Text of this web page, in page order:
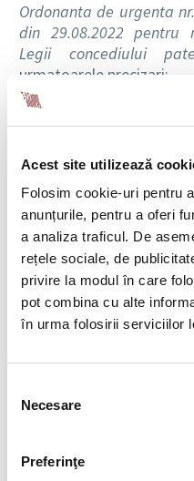
Acest site utilizează
Folosim cookie-uri pentru
anunțurile, pentru a oferi
a analiza traficul. De
rețele sociale, de
privire la modul în care
pot combina cu alte
în urma folosirii serviciilor
consimțământului
Necesare
Preferinţe
Ordonanta de urgenta
din 29.08.2022 pentru
Legii concediului
urmatoarele precizari:
Comentariu:
zile lucratoare, fata de
durata la care se
concediu pentru cei
puericultura.
Cele 15 zile de
concediul suplimentar
se acorda salariatilor
doar primului nascut, asa
Totodata textul de
refuza acest lucru pot
de munca, amenzi
Salariatii aflati in